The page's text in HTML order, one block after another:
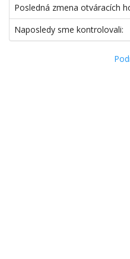
Posledná zmena otváracích
Naposledy sme kontrolovali: